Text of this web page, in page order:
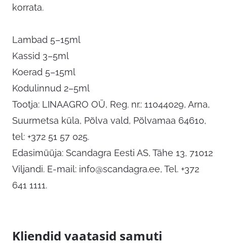
korrata.
Lambad 5–15ml
Kassid 3–5ml
Koerad 5–15ml
Kodulinnud 2–5ml
Tootja: LINAAGRO OÜ, Reg. nr.: 11044029, Arna,
Suurmetsa küla, Põlva vald, Põlvamaa 64610,
tel: +372 51 57 025.
Edasimüüja: Scandagra Eesti AS, Tähe 13, 71012
Viljandi. E-mail: info@scandagra.ee, Tel. +372
641 1111.
Kliendid vaatasid samuti